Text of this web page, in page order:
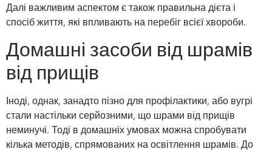
Далі важливим аспектом є також правильна дієта і
спосіб життя, які впливають на перебіг всієї хвороби.
Домашні засоби від шрамів
від прищів
Іноді, однак, занадто пізно для профілактики, або вугрі
стали настільки серйозними, що шрами від прищів
неминучі. Тоді в домашніх умовах можна спробувати
кілька методів, спрямованих на освітлення шрамів. До